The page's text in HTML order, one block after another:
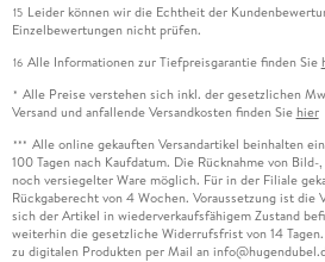
15 Leider können wir die Echtheit der
Einzelbewertungen nicht prüfen.
16 Alle Informationen zur Tiefpreisgarantie finden Sie
* Alle Preise verstehen sich inkl. der gesetzlichen
Versand und anfallende Versandkosten finden Sie hier
*** Alle online gekauften Versandartikel beinhalten
100 Tagen nach Kaufdatum. Die Rücknahme von
noch versiegelter Ware möglich. Für in der Filiale
Rückgaberecht von 4 Wochen. Voraussetzung ist die
sich der Artikel in wiederverkaufsfähigem Zustand
weiterhin die gesetzliche Widerrufsfrist von 14
zu digitalen Produkten per Mail an